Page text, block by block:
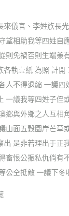
來儀官、李姓族長
望相助我等四姓自
則免禍否則生端兼
各執壹紙 為照 計
人不得退縮 一議
一議我等四姓子
鄉與外鄉之人互相
山面五穀園岸芒
出 是非若理出于正
畜恨公振私仇倘有
公仝抵敵 一議下